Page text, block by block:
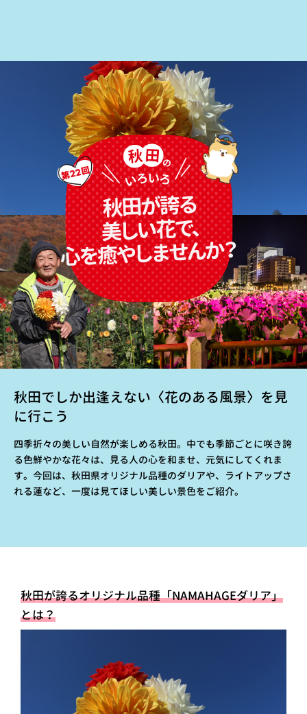
秋田でしか出逢えない〈花のある風景〉を見
に行こう
四季折々の美しい自然が楽しめる秋田。中でも季節ごとに咲き誇
る色鮮やかな花々は、見る人の心を和ませ、元気にしてくれま
す。今回は、秋田県オリジナル品種のダリアや、ライトアップさ
れる蓮など、一度は見てほしい美しい景色をご紹介。
秋田が誇るオリジナル品種「NAMAHAGEダリア」
とは？